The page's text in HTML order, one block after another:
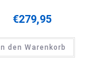
€279,95
In den Warenkorb